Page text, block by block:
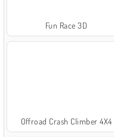
Fun Race 3D
Offroad Crash Climber 4X4